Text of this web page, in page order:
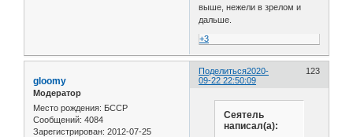
выше, нежели в зрелом и
дальше.
+3
Поделиться 123
2020-
09-22 22:50:09
gloomy
Модератор
Место рождения: БССР
Сообщений: 4084
Зарегистрирован: 2012-07-25
Сеятель
написал(а):